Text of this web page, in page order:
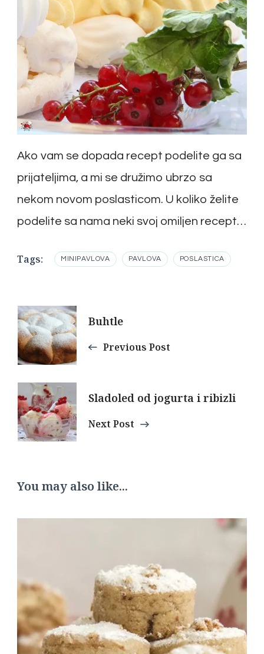
Ako vam se dopada recept podelite ga sa
prijateljima, a mi se družimo ubrzo sa
nekom novom poslasticom. U koliko želite
podelite sa nama neki svoj omiljen recept…
Tags: MINIPAVLOVA PAVLOVA POSLASTICA
Post
Navigation
Buhtle
Previous Post
Sladoled od jogurta i ribizli
Next Post
You may also like...